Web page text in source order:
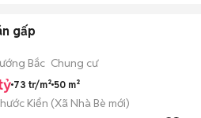
gấp
Bắc Chung cư
73 tr/m² 50 m²
Kiển (Xã Nhà Bè mới)